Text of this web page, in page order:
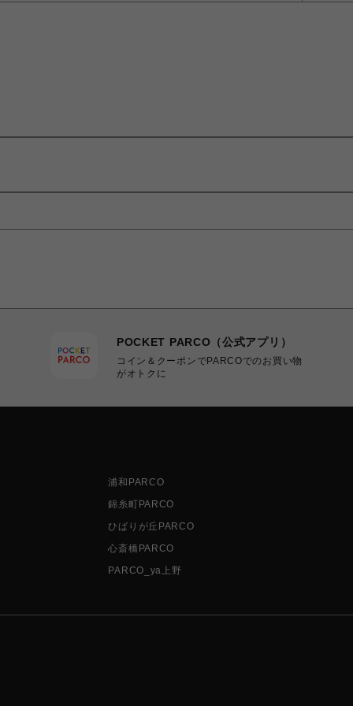
POCKET PARCO（公式アプリ）
コイン＆クーポンでPARCOでのお買い物
がオトクに
浦和PARCO
錦糸町PARCO
ひばりが丘PARCO
心斎橋PARCO
PARCO_ya上野